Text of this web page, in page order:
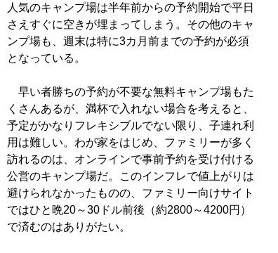
人気のキャンプ場は半年前からの予約開始で平日
さえすぐに空きが埋まってしまう。その他のキャ
ンプ場も、週末は特に3カ月前までの予約が必須
となっている。
早い者勝ちの予約が不要な無料キャンプ場もた
くさんあるが、満杯で入れない場合を考えると、
予定がかなりフレキシブルでない限り、子連れ利
用は難しい。わが家をはじめ、ファミリーが多く
訪れるのは、オンラインで事前予約を受け付ける
公営のキャンプ場だ。このインフレで値上がりは
避けられなかったものの、ファミリー向けサイト
ではひと晩20～30ドル前後（約2800～4200円）
で済むのはありがたい。